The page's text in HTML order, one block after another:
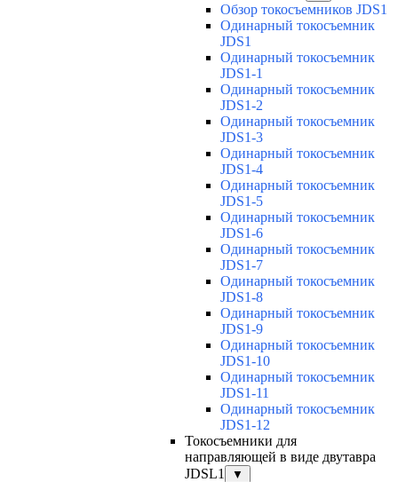
Обзор токосъемников JDS1
Одинарный токосъемник
JDS1
Одинарный токосъемник
JDS1-1
Одинарный токосъемник
JDS1-2
Одинарный токосъемник
JDS1-3
Одинарный токосъемник
JDS1-4
Одинарный токосъемник
JDS1-5
Одинарный токосъемник
JDS1-6
Одинарный токосъемник
JDS1-7
Одинарный токосъемник
JDS1-8
Одинарный токосъемник
JDS1-9
Одинарный токосъемник
JDS1-10
Одинарный токосъемник
JDS1-11
Одинарный токосъемник
JDS1-12
Токосъемники для
направляющей в виде двутавра
JDSL1
▼